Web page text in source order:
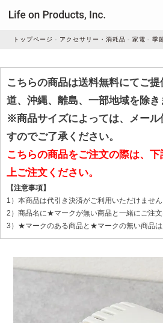
家事・生活雑貨
ルームフレグランス
ビューティー
ライト・シーリングファン
アクセサリー・消耗品
トップページ アクセサリー・消耗品 家電 季
こちらの商品は送料無料にてご
道、沖縄、離島、一部地域を除き
※商品サイズによっては、メール
すのでご了承ください。
こちらの商品をご注文の際は、
上ご注文ください。
【注意事項】
1）本商品は代引き決済がご利用いただけません
2）商品名に★マークが無い商品と一緒にご注文
3）★マークのある商品と★マークの無い商品は